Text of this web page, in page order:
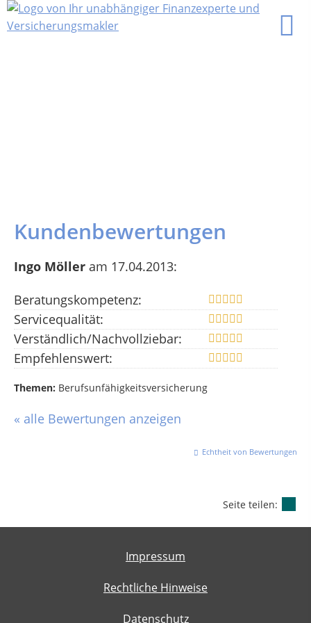
Kundenbewertungen
Ingo Möller am 17.04.2013:
Beratungskompetenz:
Servicequalität:
Verständlich/Nachvollziebar:
Empfehlenswert:
Themen: Berufsunfähigkeitsversicherung
« alle Bewertungen anzeigen
Echtheit von Bewertungen
Seite teilen:
Impressum
Rechtliche Hinweise
Datenschutz